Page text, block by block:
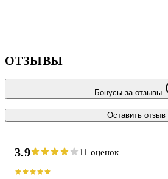
ОТЗЫВЫ
Бонусы за отзывы
Оставить отзыв
3.9 11 оценок